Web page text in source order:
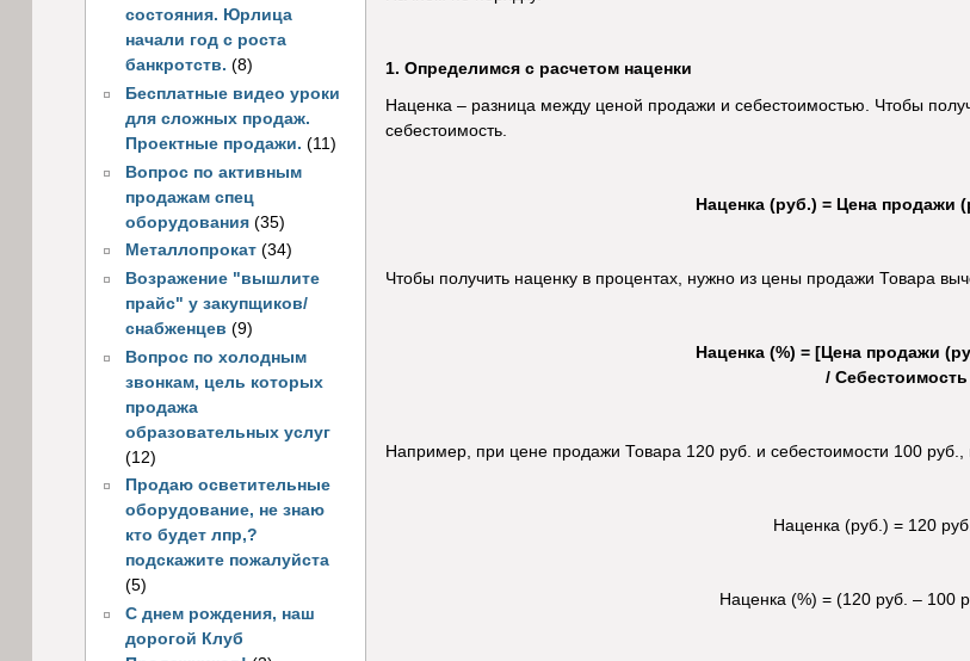
состояния. Юрлица
начали год с роста
банкротств. (8)
Бесплатные видео уроки
для сложных продаж.
Проектные продажи. (11)
Вопрос по активным
продажам спец
оборудования (35)
Металлопрокат (34)
Возражение "вышлите
прайс" у закупщиков/
снабженцев (9)
Вопрос по холодным
звонкам, цель которых
продажа
образовательных услуг
(12)
Продаю осветительные
оборудование, не знаю
кто будет лпр,?
подскажите пожалуйста
(5)
С днем рождения, наш
дорогой Клуб
1. Определимся с расчетом наценки
Наценка – разница между ценой продажи и себестоимостью. Чтобы
себестоимость.
Наценка (руб.) = Цена продажи
Чтобы получить наценку в процентах, нужно из цены продажи Товара
Наценка (%) = [Цена продажи
/ Себестоимость
Например, при цене продажи Товара 120 руб. и себестоимости 100 руб.,
Наценка (руб.) = 120
Наценка (%) = (120 руб. – 100